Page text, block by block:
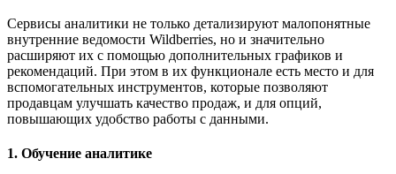
Сервисы аналитики не только детализируют малопонятные
внутренние ведомости Wildberries, но и значительно
расширяют их с помощью дополнительных графиков и
рекомендаций. При этом в их функционале есть место и для
вспомогательных инструментов, которые позволяют
продавцам улучшать качество продаж, и для опций,
повышающих удобство работы с данными.
1. Обучение аналитике